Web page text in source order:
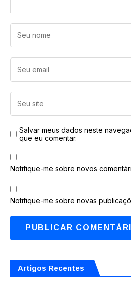
Salvar meus dados neste
que eu comentar.
Notifique-me sobre novos
Notifique-me sobre novas
Artigos Recentes